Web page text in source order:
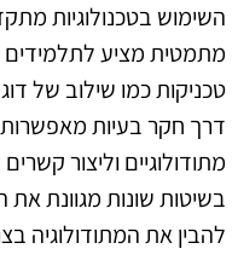
השימוש בטכנולוגיות
מתמטית מציע לתלמידים
טכניקות כמו שילוב של
דרך חקר בעיות
מתודולוגיים וליצור
בשיטות שונות מגוונת
להבין את המתודולוגיה